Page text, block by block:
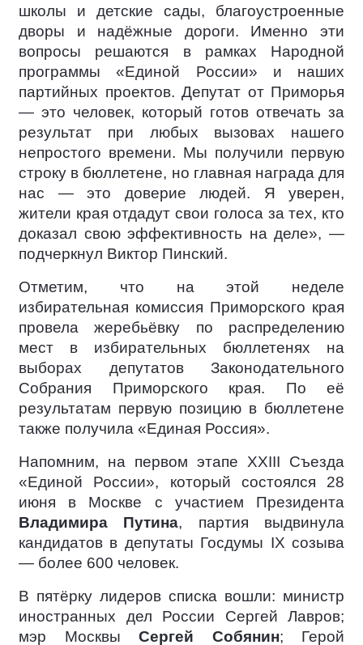
школы и детские сады, благоустроенные
дворы и надёжные дороги. Именно эти
вопросы решаются в рамках Народной
программы «Единой России» и наших
партийных проектов. Депутат от Приморья
— это человек, который готов отвечать за
результат при любых вызовах нашего
непростого времени. Мы получили первую
строку в бюллетене, но главная награда для
нас — это доверие людей. Я уверен,
жители края отдадут свои голоса за тех, кто
доказал свою эффективность на деле», —
подчеркнул Виктор Пинский.
Отметим, что на этой неделе
избирательная комиссия Приморского края
провела жеребьёвку по распределению
мест в избирательных бюллетенях на
выборах депутатов Законодательного
Собрания Приморского края. По её
результатам первую позицию в бюллетене
также получила «Единая Россия».
Напомним, на первом этапе XXIII Съезда
«Единой России», который состоялся 28
июня в Москве с участием Президента
Владимира Путина, партия выдвинула
кандидатов в депутаты Госдумы IX созыва
— более 600 человек.
В пятёрку лидеров списка вошли: министр
иностранных дел России Сергей Лавров;
мэр Москвы Сергей Собянин; Герой